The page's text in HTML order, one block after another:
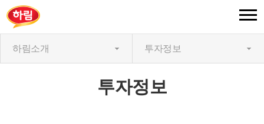
하림소개 투자정보
투자정보